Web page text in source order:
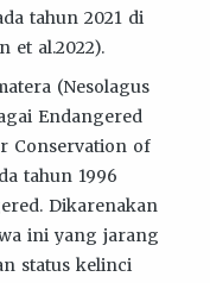
tahun 2021 di
et al.2022).
(Nesolagus
Endangered
Conservation of
tahun 1996
Dikarenakan
ini yang jarang
status kelinci